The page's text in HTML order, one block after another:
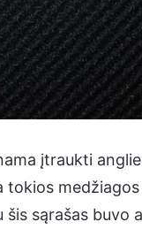
įtraukti
tokios
sąrašas buvo